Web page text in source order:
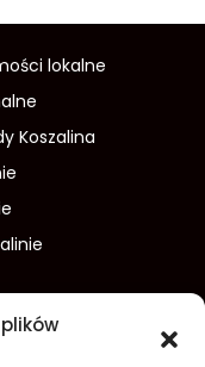
lokalne
Koszalina